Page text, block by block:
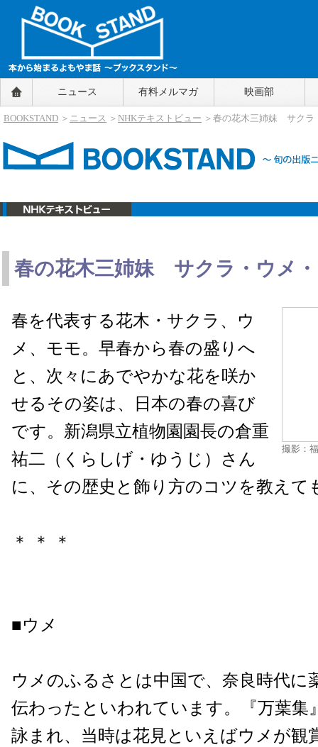
BOOKSTAND（ブックスタンド）
～本から始まるよもやま話～
BOOKSTAND（ブ
ニュース 有料メルマガ 映画部
BOOKSTAND ＞ ニュース ＞ NHKテキストビュー ＞春の花木三姉妹 サクラ
ニュース
春の花木三姉妹 サクラ・ウメ
撮影：
春を代表する花木・サクラ、ウ
メ、モモ。早春から春の盛りへ
と、次々にあでやかな花を咲か
せるその姿は、日本の春の喜び
です。新潟県立植物園園長の倉重
祐二（くらしげ・ゆうじ）さん
に、その歴史と飾り方のコツを教えて
＊ ＊ ＊
■ウメ
ウメのふるさとは中国で、奈良時代に
伝わったといわれています。『万葉集
詠まれ、当時は花見といえばウメが観